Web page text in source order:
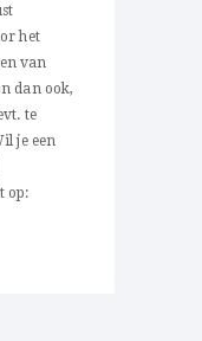
het
van
dan ook,
te
je een
op: